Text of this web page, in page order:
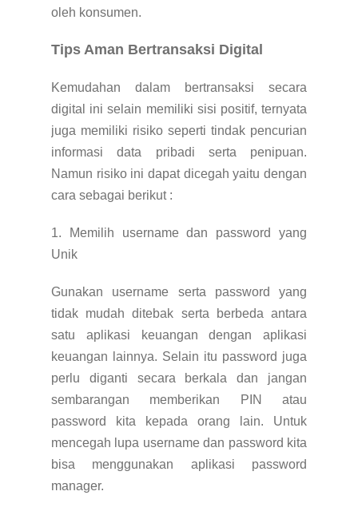
oleh konsumen.
Tips Aman Bertransaksi Digital
Kemudahan dalam bertransaksi secara
digital ini selain memiliki sisi positif, ternyata
juga memiliki risiko seperti tindak pencurian
informasi data pribadi serta penipuan.
Namun risiko ini dapat dicegah yaitu dengan
cara sebagai berikut :
1. Memilih username dan password yang
Unik
Gunakan username serta password yang
tidak mudah ditebak serta berbeda antara
satu aplikasi keuangan dengan aplikasi
keuangan lainnya. Selain itu password juga
perlu diganti secara berkala dan jangan
sembarangan memberikan PIN atau
password kita kepada orang lain. Untuk
mencegah lupa username dan password kita
bisa menggunakan aplikasi password
manager.